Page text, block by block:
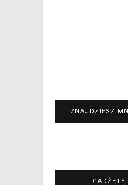
ZNAJDZIESZ
GADŻETY